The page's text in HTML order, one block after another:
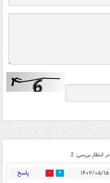
در انتظار بررسی: 2
2 پاسخ